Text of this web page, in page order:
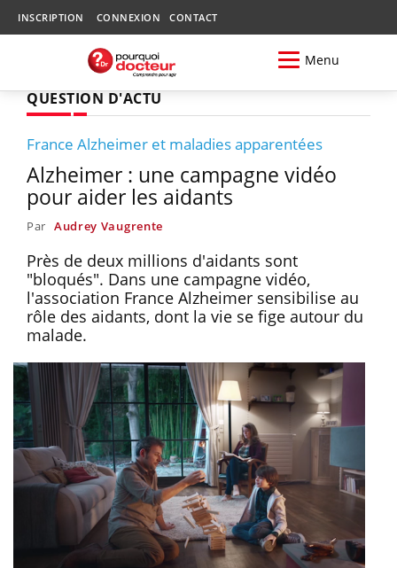
INSCRIPTION CONNEXION CONTACT
Menu
QUESTION D'ACTU
France Alzheimer et maladies apparentées
Alzheimer : une campagne vidéo
pour aider les aidants
Par Audrey Vaugrente
Près de deux millions d'aidants sont
"bloqués". Dans une campagne vidéo,
l'association France Alzheimer sensibilise au
rôle des aidants, dont la vie se fige autour du
malade.